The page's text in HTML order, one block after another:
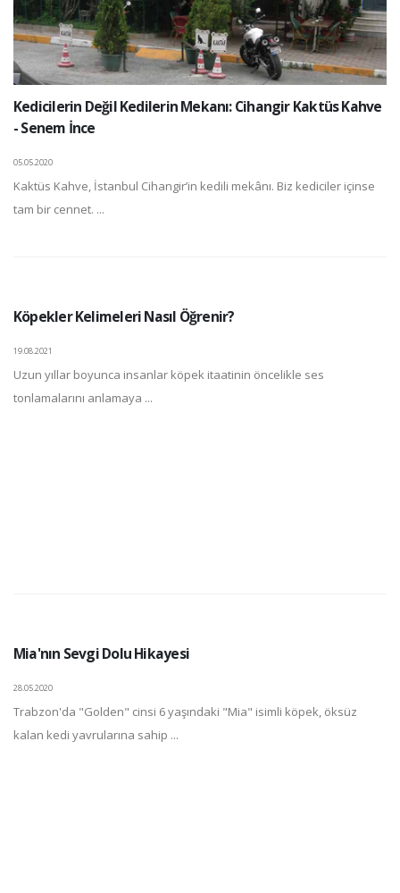
Kedicilerin Değil Kedilerin Mekanı: Cihangir Kaktüs Kahve
- Senem İnce
05.05.2020
Kaktüs Kahve, İstanbul Cihangir’in kedili mekânı. Biz kediciler içinse
tam bir cennet. ...
Köpekler Kelimeleri Nasıl Öğrenir?
19.08.2021
Uzun yıllar boyunca insanlar köpek itaatinin öncelikle ses
tonlamalarını anlamaya ...
Mia'nın Sevgi Dolu Hikayesi
28.05.2020
Trabzon'da "Golden" cinsi 6 yaşındaki "Mia" isimli köpek, öksüz
kalan kedi yavrularına sahip ...